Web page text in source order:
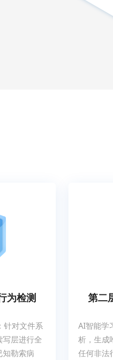
为检测
针对文件系
层进行全
知勒索病
第二
AI智能学
析，生成
任何非法